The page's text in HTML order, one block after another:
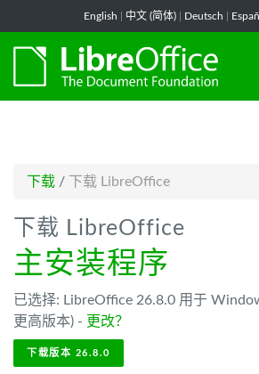
English 中文 (简体) Deutsch
下载 / 下载 LibreOffice
下载 LibreOffice
主安装程序
已选择: LibreOffice 26.8.0 用于
更高版本) - 更改？
下载版本 26.8.0